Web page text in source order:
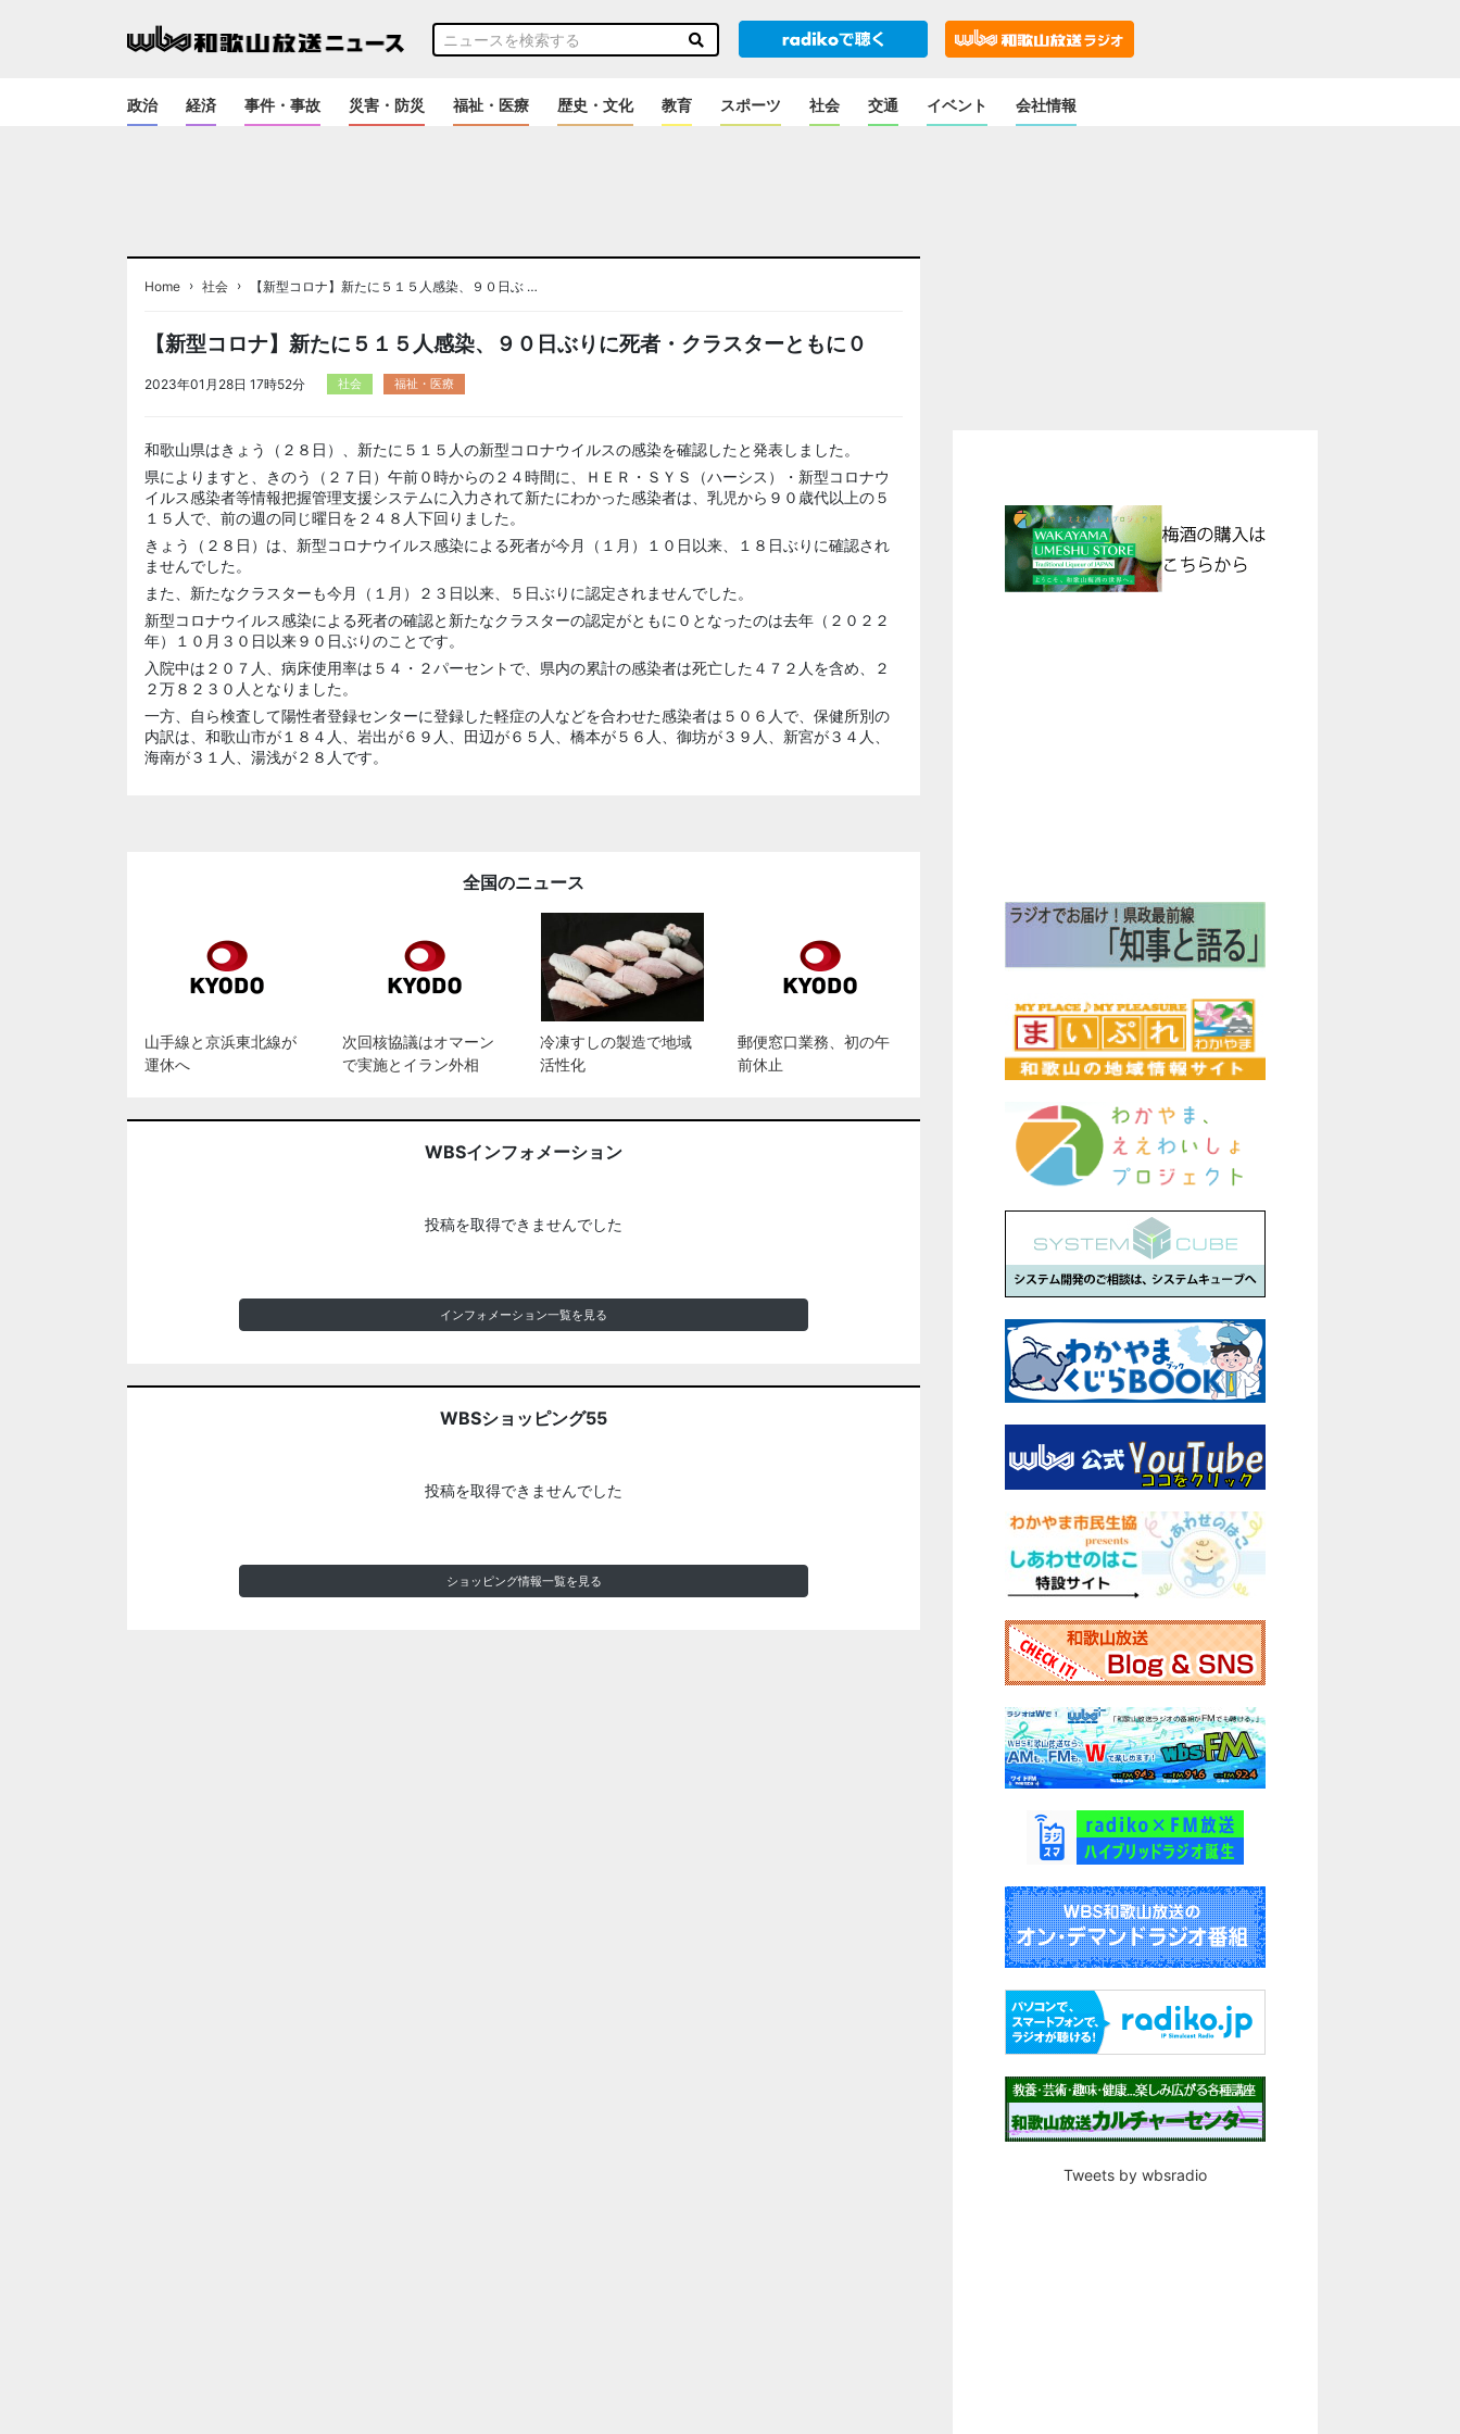
政治 経済 事件・事故 災害・防災 福祉・医療 歴史・文化 教育 スポーツ 社会 交通 イベント 会社情報
Home › 社会 › 【新型コロナ】新たに５１５人感染、９０日ぶ …
【新型コロナ】新たに５１５人感染、９０日ぶりに死者・クラスターともに０
2023年01月28日 17時52分 社会 福祉・医療
和歌山県はきょう（２８日）、新たに５１５人の新型コロナウイルスの感染を確認したと発表しました。
県によりますと、きのう（２７日）午前０時からの２４時間に、ＨＥＲ・ＳＹＳ（ハーシス）・新型コロナウ
イルス感染者等情報把握管理支援システムに入力されて新たにわかった感染者は、乳児から９０歳代以上の５
１５人で、前の週の同じ曜日を２４８人下回りました。
きょう（２８日）は、新型コロナウイルス感染による死者が今月（１月）１０日以来、１８日ぶりに確認され
ませんでした。
また、新たなクラスターも今月（１月）２３日以来、５日ぶりに認定されませんでした。
新型コロナウイルス感染による死者の確認と新たなクラスターの認定がともに０となったのは去年（２０２２
年）１０月３０日以来９０日ぶりのことです。
入院中は２０７人、病床使用率は５４・２パーセントで、県内の累計の感染者は死亡した４７２人を含め、２
２万８２３０人となりました。
一方、自ら検査して陽性者登録センターに登録した軽症の人などを合わせた感染者は５０６人で、保健所別の
内訳は、和歌山市が１８４人、岩出が６９人、田辺が６５人、橋本が５６人、御坊が３９人、新宮が３４人、
海南が３１人、湯浅が２８人です。
全国のニュース
山手線と京浜東北線が
運休へ
次回核協議はオマーン
で実施とイラン外相
冷凍すしの製造で地域
活性化
郵便窓口業務、初の午
前休止
WBSインフォメーション
投稿を取得できませんでした
インフォメーション一覧を見る
WBSショッピング55
投稿を取得できませんでした
ショッピング情報一覧を見る
Tweets by wbsradio